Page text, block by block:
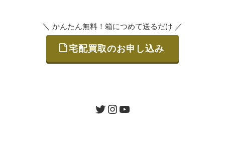
ご発送
＼ かんたん無料！箱につめて送るだけ ／
宅配買取のお申し込み
ツイッターインスタグラムユーチューブ